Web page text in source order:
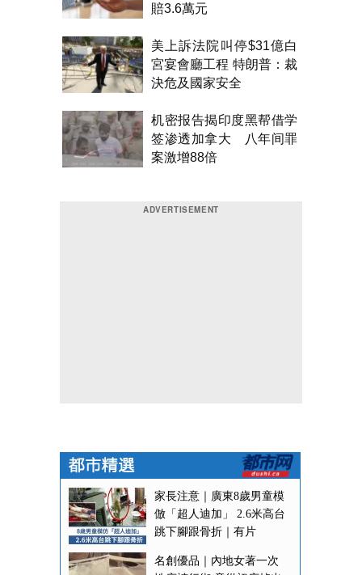
賠3.6萬元
美上訴法院叫停$31億白
宮宴會廳工程 特朗普：裁
決危及國家安全
机密报告揭印度黑帮借学
签渗透加拿大 八年间罪
案激增88倍